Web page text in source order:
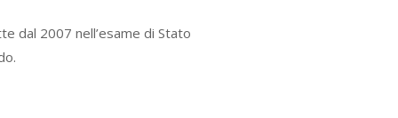
dal 2007 nell’esame di Stato